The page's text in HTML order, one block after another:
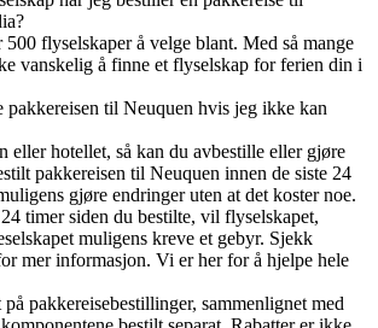
500 flyselskaper å velge blant. Med så mange
vanskelig å finne et flyselskap for ferien din i
pakkereisen til Neuquen hvis jeg ikke kan
eller hotellet, så kan du avbestille eller gjøre
pakkereisen til Neuquen innen de siste 24
gjøre endringer uten at det koster noe.
timer siden du bestilte, vil flyselskapet,
muligens kreve et gebyr. Sjekk
mer informasjon. Vi er her for å hjelpe hele
på pakkereisebestillinger, sammenlignet med